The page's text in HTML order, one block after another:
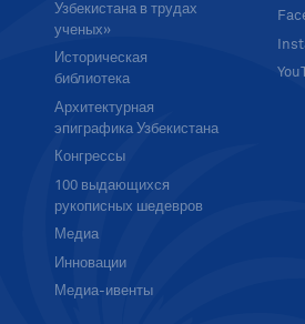
Узбекистана в трудах
ученых»
Историческая
библиотека
Архитектурная
эпиграфика Узбекистана
Конгрессы
100 выдающихся
рукописных шедевров
Медиа
Инновации
Медиа-ивенты